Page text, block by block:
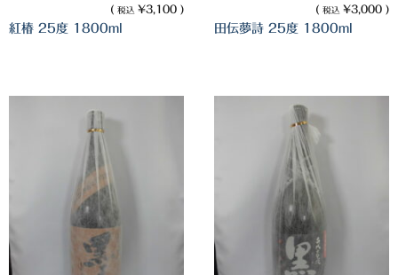
セット商品
中馬酒店オリジナル
全取扱商品
森伊蔵酒造
( 税込 ¥3,100 )
紅椿 25度 1800ml
( 税込 ¥3,000 )
田伝夢詩 25度 1800ml